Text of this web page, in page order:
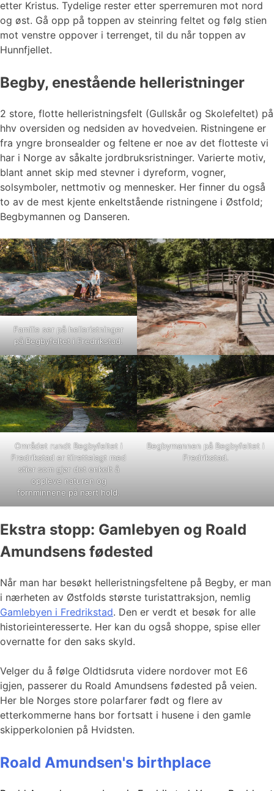
etter Kristus. Tydelige rester etter sperremuren mot nord
og øst. Gå opp på toppen av steinring feltet og følg stien
mot venstre oppover i terrenget, til du når toppen av
Hunnfjellet.
Begby, enestående helleristninger
2 store, flotte helleristningsfelt (Gullskår og Skolefeltet) på
hhv oversiden og nedsiden av hovedveien. Ristningene er
fra yngre bronsealder og feltene er noe av det flotteste vi
har i Norge av såkalte jordbruksristninger. Varierte motiv,
blant annet skip med stevner i dyreform, vogner,
solsymboler, nettmotiv og mennesker. Her finner du også
to av de mest kjente enkeltstående ristningene i Østfold;
Begbymannen og Danseren.
Familie ser på helleristninger
på Begbyfeltet i Fredrikstad.
Området rundt Begbyfeltet i
Fredrikstad er tilrettelagt med
stier som gjør det enkelt å
oppleve naturen og
fornminnene på nært hold.
Begbymannen på Begbyfeltet i
Fredrikstad.
Ekstra stopp: Gamlebyen og Roald
Amundsens fødested
Når man har besøkt helleristningsfeltene på Begby, er man
i nærheten av Østfolds største turistattraksjon, nemlig
Gamlebyen i Fredrikstad. Den er verdt et besøk for alle
historieinteresserte. Her kan du også shoppe, spise eller
overnatte for den saks skyld.
Velger du å følge Oldtidsruta videre nordover mot E6
igjen, passerer du Roald Amundsens fødested på veien.
Her ble Norges store polarfarer født og flere av
etterkommerne hans bor fortsatt i husene i den gamle
skipperkolonien på Hvidsten.
Roald Amundsen's birthplace